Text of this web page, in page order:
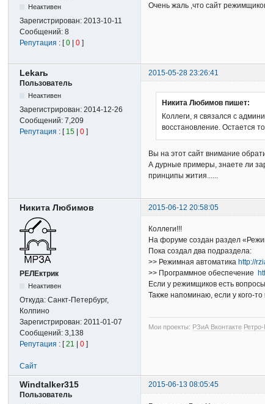
Неактивен
Зарегистрирован:2013-10-11
Сообщений:8
Репутация : [0 |0 ]
Очень жаль ,что сайт
Lekarь
2015-05-28 23:26:41
Пользователь
Неактивен
Зарегистрирован:2014-12-26
Сообщений:7,209
Репутация : [ 15 |0 ]
Никита Любимов пишет:
Коллеги, я связался с
восстановление. Остается
Вы на этот сайт внимание
А дурные примеры, знаете ли
принципы жития......
Никита Любимов 2015-06-12 20:58:05
РЕЛЕктрик
Неактивен
Откуда:Санкт-Петербург,
Колпино
Зарегистрирован:2011-01-07
Сообщений:3,138
Репутация : [21 |0 ]
Коллеги!!!
На форуме создан раздел
Пока создал два подраздела:
>> Режимная автоматика http://
>> Программное обеспечение
Если у режимщиков есть
Также напоминаю, если у кого-
Мои проекты: РЗиА Вконтакте
Сайт
Windtalker315
2015-06-13 08:05:45
Пользователь